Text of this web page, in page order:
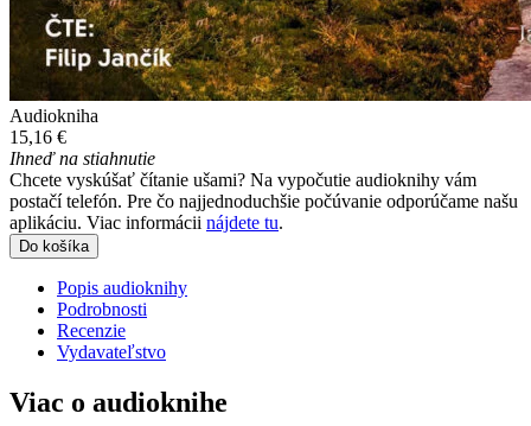
Audiokniha
15,16 €
Ihneď na stiahnutie
Chcete vyskúšať čítanie ušami? Na vypočutie audioknihy vám
postačí telefón. Pre čo najjednoduchšie počúvanie odporúčame našu
aplikáciu. Viac informácii nájdete tu.
Do košíka
Popis audioknihy
Podrobnosti
Recenzie
Vydavateľstvo
Viac o audioknihe